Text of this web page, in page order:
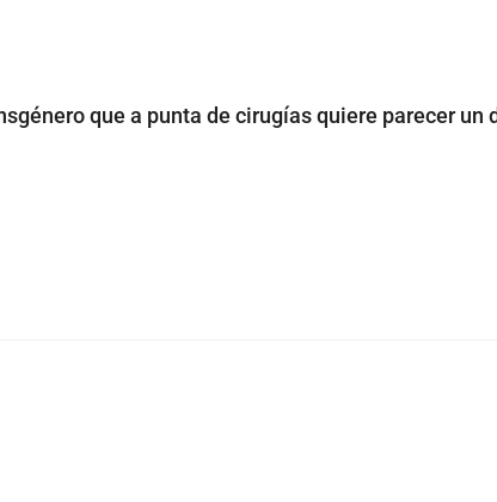
que a punta de cirugías quiere parecer un